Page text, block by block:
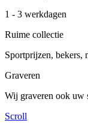
1 - 3 werkdagen
Ruime collectie
Sportprijzen, bekers,
Graveren
Wij graveren ook uw
Scroll